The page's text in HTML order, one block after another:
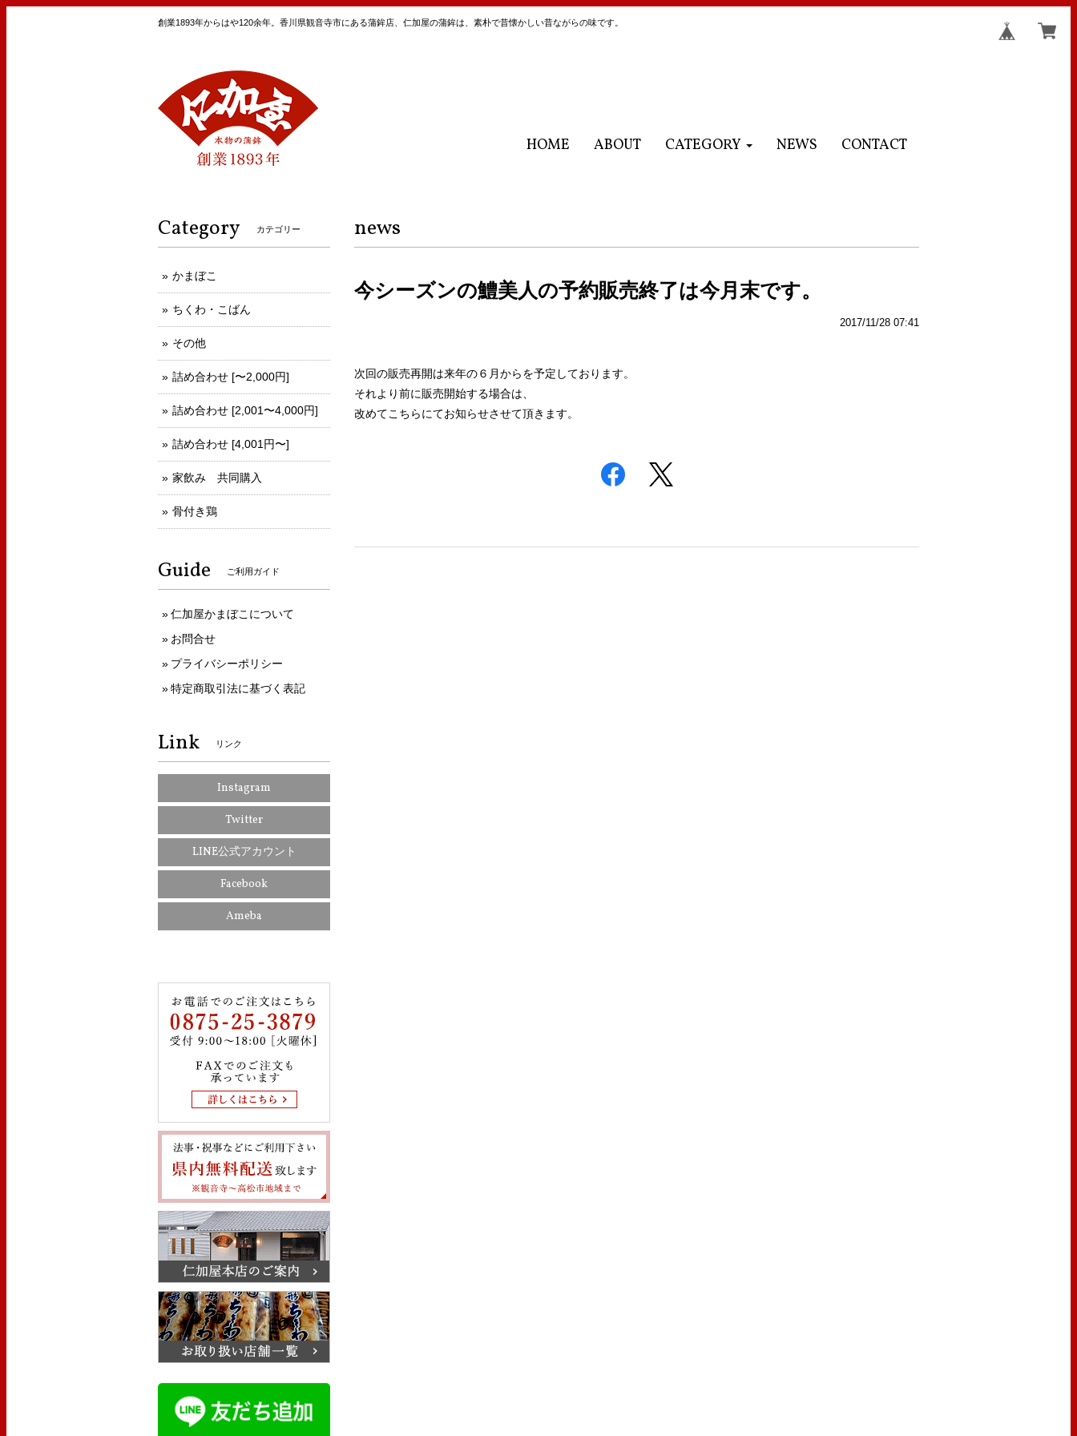
創業1893年からはや120余年。香川県観音寺市にある蒲鉾店、仁加屋の蒲鉾は、素朴で昔懐かしい昔ながらの味です。
HOME ABOUT CATEGORY NEWS CONTACT
news
今シーズンの鱧美人の予約販売終了は今月末です。
2017/11/28 07:41
次回の販売再開は来年の６月からを予定しております。
それより前に販売開始する場合は、
改めてこちらにてお知らせさせて頂きます。
Category カテゴリー
かまぼこ
ちくわ・こばん
その他
詰め合わせ [〜2,000円]
詰め合わせ [2,001〜4,000円]
詰め合わせ [4,001円〜]
家飲み 共同購入
骨付き鶏
Guide ご利用ガイド
仁加屋かまぼこについて
お問合せ
プライバシーポリシー
特定商取引法に基づく表記
Link リンク
Instagram
Twitter
LINE公式アカウント
Facebook
Ameba